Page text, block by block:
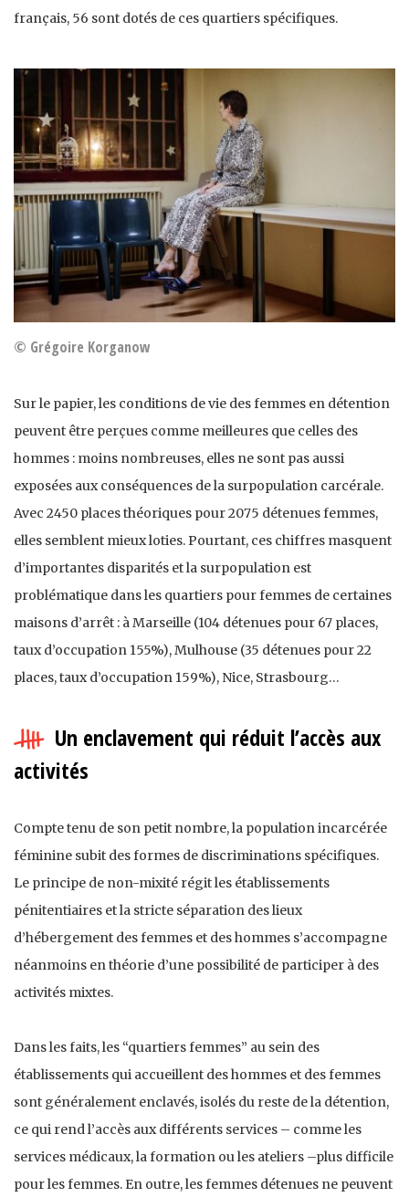
français, 56 sont dotés de ces quartiers spécifiques.
© Grégoire Korganow
Sur le papier, les conditions de vie des femmes en détention
peuvent être perçues comme meilleures que celles des
hommes : moins nombreuses, elles ne sont pas aussi
exposées aux conséquences de la surpopulation carcérale.
Avec 2450 places théoriques pour 2075 détenues femmes,
elles semblent mieux loties. Pourtant, ces chiffres masquent
d’importantes disparités et la surpopulation est
problématique dans les quartiers pour femmes de certaines
maisons d’arrêt : à Marseille (104 détenues pour 67 places,
taux d’occupation 155%), Mulhouse (35 détenues pour 22
places, taux d’occupation 159%), Nice, Strasbourg…
Un enclavement qui réduit l’accès aux
activités
Compte tenu de son petit nombre, la population incarcérée
féminine subit des formes de discriminations spécifiques.
Le principe de non-mixité régit les établissements
pénitentiaires et la stricte séparation des lieux
d’hébergement des femmes et des hommes s’accompagne
néanmoins en théorie d’une possibilité de participer à des
activités mixtes.
Dans les faits, les “quartiers femmes” au sein des
établissements qui accueillent des hommes et des femmes
sont généralement enclavés, isolés du reste de la détention,
ce qui rend l’accès aux différents services – comme les
services médicaux, la formation ou les ateliers –plus difficile
pour les femmes. En outre, les femmes détenues ne peuvent